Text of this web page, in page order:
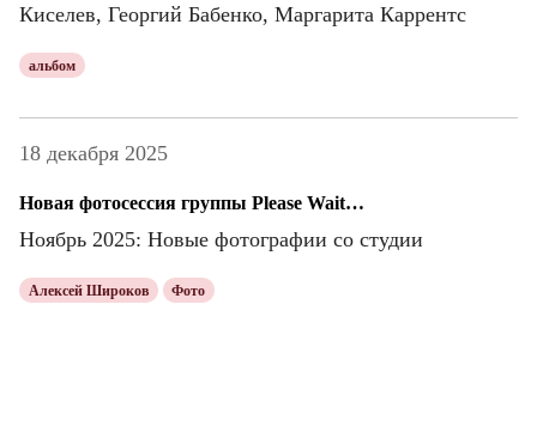
Киселев, Георгий Бабенко, Маргарита Каррентс
альбом
18 декабря 2025
Новая фотосессия группы Please Wait…
Ноябрь 2025: Новые фотографии со студии
Алексей Широков Фото